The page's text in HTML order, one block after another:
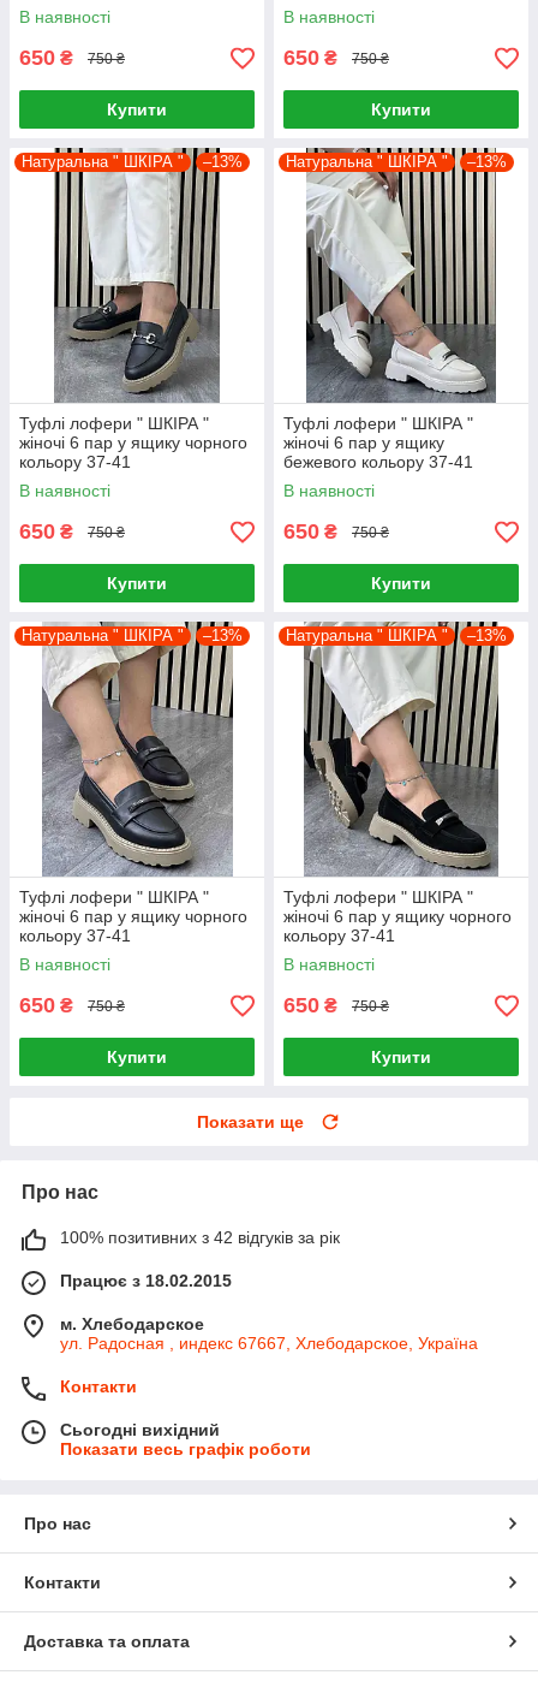
В наявності
650 ₴ 750 ₴
Купити
В наявності
650 ₴ 750 ₴
Купити
Натуральна " ШКІРА " –13%
Туфлі лофери " ШКІРА "
жіночі 6 пар у ящику чорного
кольору 37-41
В наявності
650 ₴ 750 ₴
Купити
Натуральна " ШКІРА " –13%
Туфлі лофери " ШКІРА "
жіночі 6 пар у ящику
бежевого кольору 37-41
В наявності
650 ₴ 750 ₴
Купити
Натуральна " ШКІРА " –13%
Туфлі лофери " ШКІРА "
жіночі 6 пар у ящику чорного
кольору 37-41
В наявності
650 ₴ 750 ₴
Купити
Натуральна " ШКІРА " –13%
Туфлі лофери " ШКІРА "
жіночі 6 пар у ящику чорного
кольору 37-41
В наявності
650 ₴ 750 ₴
Купити
Показати ще
Про нас
100% позитивних з 42 відгуків за рік
Працює з 18.02.2015
м. Хлебодарское
ул. Радосная , индекс 67667, Хлебодарское, Україна
Контакти
Сьогодні вихідний
Показати весь графік роботи
Про нас
Контакти
Доставка та оплата